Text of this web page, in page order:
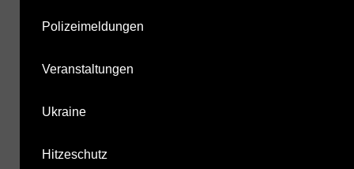
Polizeimeldungen
Veranstaltungen
Ukraine
Hitzeschutz